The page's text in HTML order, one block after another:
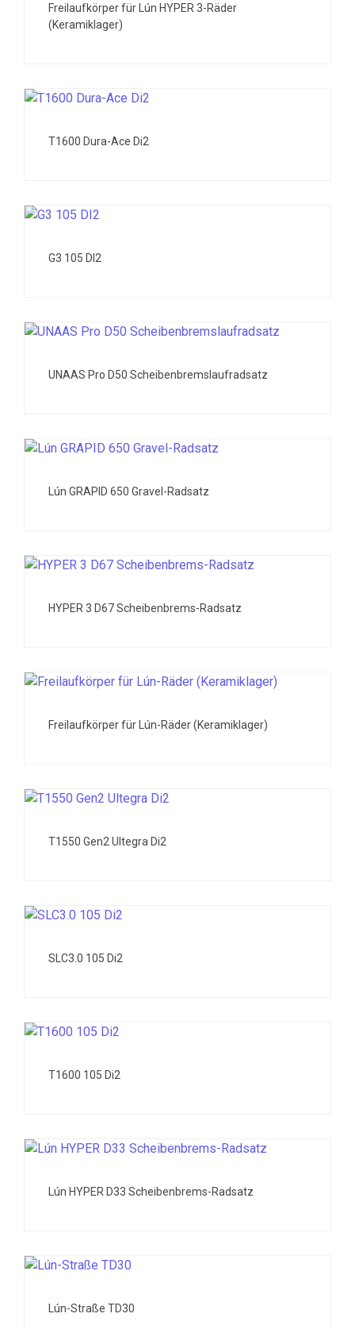
Freilaufkörper für Lún HYPER 3-Räder
(Keramiklager)
T1600 Dura-Ace Di2
G3 105 DI2
UNAAS Pro D50 Scheibenbremslaufradsatz
Lún GRAPID 650 Gravel-Radsatz
HYPER 3 D67 Scheibenbrems-Radsatz
Freilaufkörper für Lún-Räder (Keramiklager)
T1550 Gen2 Ultegra Di2
SLC3.0 105 Di2
T1600 105 Di2
Lún HYPER D33 Scheibenbrems-Radsatz
Lún-Straße TD30